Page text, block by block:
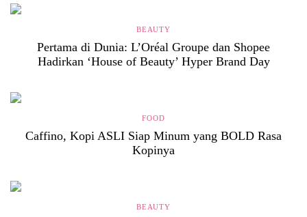
BEAUTY
Pertama di Dunia: L’Oréal Groupe dan Shopee
Hadirkan ‘House of Beauty’ Hyper Brand Day
FOOD
Caffino, Kopi ASLI Siap Minum yang BOLD Rasa
Kopinya
BEAUTY